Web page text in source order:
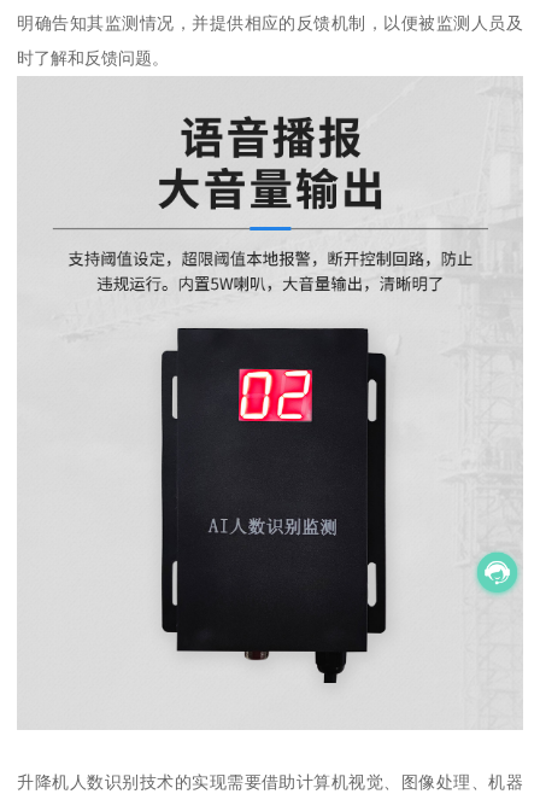
明确告知其监测情况，并提供相应的反馈机制，以便被监测人员及
时了解和反馈问题。
升降机人数识别技术的实现需要借助计算机视觉、图像处理、机器